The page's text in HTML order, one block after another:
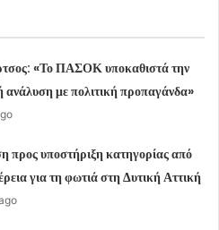
«Το ΠΑΣΟΚ υποκαθιστά την
ανάλυση με πολιτική προπαγάνδα»
προς υποστήριξη κατηγορίας από
για τη φωτιά στη Δυτική Αττική